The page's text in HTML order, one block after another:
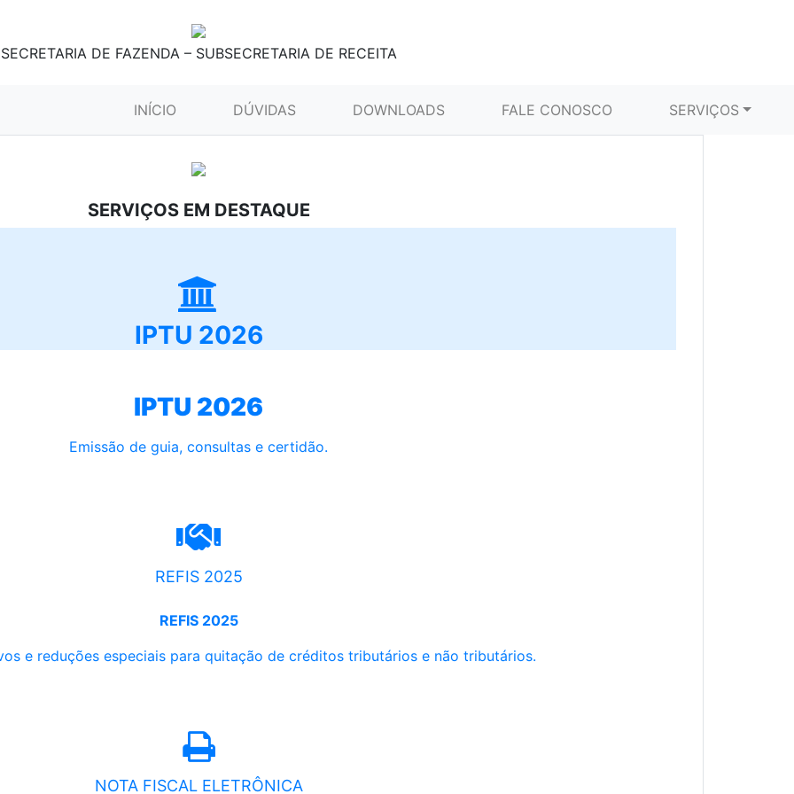
SECRETARIA DE FAZENDA – SUBSECRETARIA DE RECEITA
INÍCIO (CURRENT)DÚVIDAS DOWNLOADS FALE CONOSCO SERVIÇOS
SERVIÇOS EM DESTAQUE
IPTU 2026
IPTU 2026
Emissão de guia, consultas e certidão.
REFIS 2025
REFIS 2025
e reduções especiais para quitação de créditos tributários e não tributários.
NOTA FISCAL ELETRÔNICA